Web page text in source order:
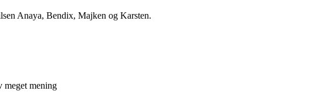
Anaya, Bendix, Majken og Karsten.
meget mening